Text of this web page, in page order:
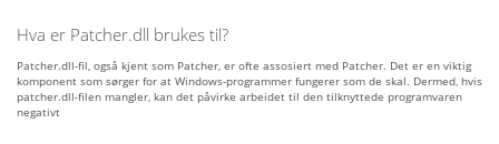
Hva er Patcher.dll brukes til?
Patcher.dll-fil, også kjent som Patcher, er ofte assosiert med Patcher. Det er en viktig
komponent som sørger for at Windows-programmer fungerer som de skal. Dermed, hvis
patcher.dll-filen mangler, kan det påvirke arbeidet til den tilknyttede programvaren
negativt